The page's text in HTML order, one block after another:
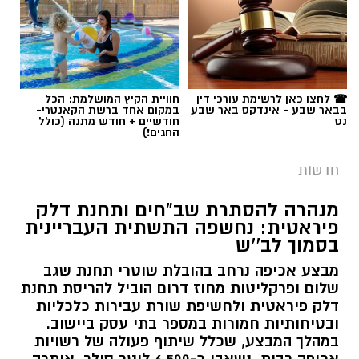
תגים:משטרה, מעשי סדום, התעללות
צילום: shutterstock אילוסטרציה
☎ לחצו כאן לרשימת עורכי דין
בבאר שבע - אינדקס באר שבע
נט
חוויית הקיץ המושלמת: הכל
במקום אחד ברשת הקאנטרי-
חודשיים + חודש מתנה (כולל
החגים!)
חדשות
מנהרה להסתרת שב"חים ותחנת דלק
פיראטית: נחשפה התשתית העבריינית
בסמוך לב''ש
מבצע אכיפה נרחב בהובלת שוטרי תחנת שגב
שלום ופרקליטות מחוז דרום הוביל להריסת תחנת
דלק פיראטית ולחשיפת שורת עבירות כלכליות
ובטיחותיות חמורות במספר בתי עסק ביישוב.
במהלך המבצע, שכלל שיתוף פעולה של רשויות